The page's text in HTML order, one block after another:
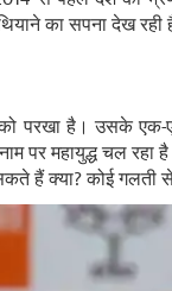
का सपना देख रही
परखा है। उसके
पर महायुद्ध चल रहा
हैं क्या?कोई गलती